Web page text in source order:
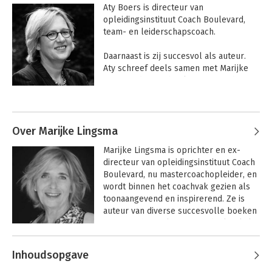
Aty Boers is directeur van
opleidingsinstituut Coach Boulevard,
team- en leiderschapscoach.
Daarnaast is zij succesvol als auteur.
Aty schreef deels samen met Marijke
coachen', 'De 10 principes van agile-
voor agile-lean teamcoaching'.
75 werkvormen
Over Marijke Lingsma
Marijke Lingsma is oprichter en ex-
directeur van opleidingsinstituut Coach
Boulevard, nu mastercoachopleider, en
wordt binnen het coachvak gezien als
toonaangevend en inspirerend. Ze is
auteur van diverse succesvolle boeken
ze integraal naar organisaties: naar het
Andere boeken door Marijke
Lingsma
Inhoudsopgave